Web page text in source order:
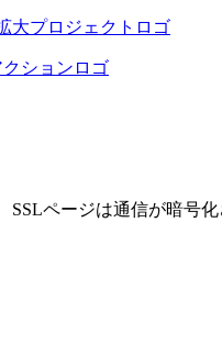
ページは通信が暗号